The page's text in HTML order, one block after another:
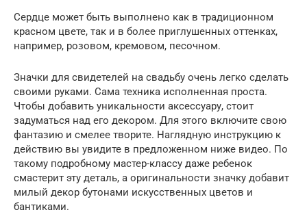
Сердце может быть выполнено как в традиционном
красном цвете, так и в более приглушенных оттенках,
например, розовом, кремовом, песочном.
Значки для свидетелей на свадьбу очень легко сделать
своими руками. Сама техника исполненная проста.
Чтобы добавить уникальности аксессуару, стоит
задуматься над его декором. Для этого включите свою
фантазию и смелее творите. Наглядную инструкцию к
действию вы увидите в предложенном ниже видео. По
такому подробному мастер-классу даже ребенок
смастерит эту деталь, а оригинальности значку добавит
милый декор бутонами искусственных цветов и
бантиками.